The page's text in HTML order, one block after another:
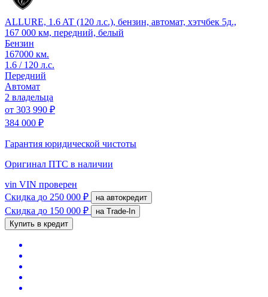
ALLURE, 1.6 AT (120 л.с.), бензин, автомат, хэтчбек 5д.,
167 000 км, передний, белый
Бензин
167000 км.
1.6 / 120 л.с.
Передний
Автомат
2 владельца
от 303 990 ₽
384 000 ₽
Гарантия юридической чистоты
Оригинал ПТС в наличии
vin VIN проверен
Скидка до 250 000 ₽ на автокредит
Скидка до 150 000 ₽
на Trade-In
Купить в кредит